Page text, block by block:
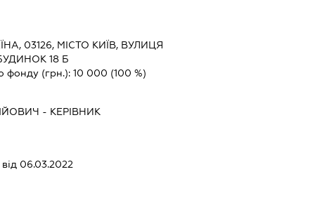
03126, МІСТО КИЇВ, ВУЛИЦЯ
18 Б
фонду (грн.): 10 000 (100 %)
- КЕРІВНИК
06.03.2022